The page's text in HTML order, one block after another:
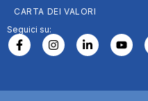
CARTA DEI VALORI
Seguici su: